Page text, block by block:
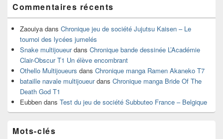
Commentaires récents
Zaouiya dans Chronique jeu de société Jujutsu Kaisen – Le
tournoi des lycées jumelés
Snake multijoueurdans Chronique bande dessinée L’Académie
Clair-Obscur T1 Un élève encombrant
Othello Multijoueurs dans Chronique manga Ramen Akaneko T7
bataille navale multijoueurdans Chronique manga Bride Of The
Death God T1
Eubben dans Test du jeu de société Subbuteo France – Belgique
Mots-clés